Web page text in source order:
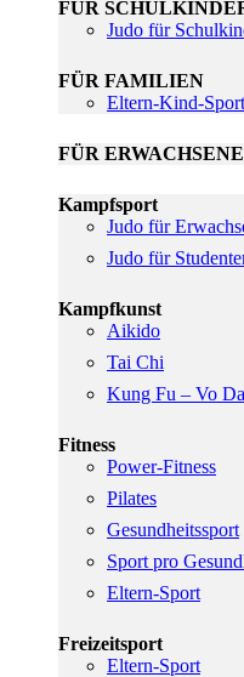
FÜR
Judo für
FÜR FAMILIEN
Eltern-Kind-Sport
FÜR ERWACHSENE
Kampfsport
Judo für
Judo für
Kampfkunst
Aikido
Tai Chi
Kung Fu – Vo
Fitness
Power-Fitness
Pilates
Gesundheitssport
Sport pro
Eltern-Sport
Freizeitsport
Eltern-Sport